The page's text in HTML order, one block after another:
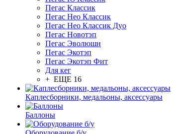
Пегас Классик
Пегас Нео Классик
Пегас Нео Классик Дуо
Пегас Новотэп
Пегас Эволюшн
Пегас Экотэп
Пегас Экотэп Фит
Для кег
+ ЕЩЕ 16
Каплесборники, медальоны, аксессуары
Баллоны